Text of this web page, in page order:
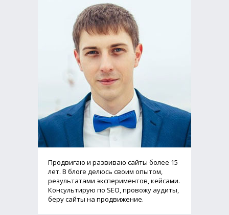
Продвигаю и развиваю сайты более 15
лет. В блоге делюсь своим опытом,
результатами экспериментов, кейсами.
Консультирую по SEO, провожу аудиты,
беру сайты на продвижение.